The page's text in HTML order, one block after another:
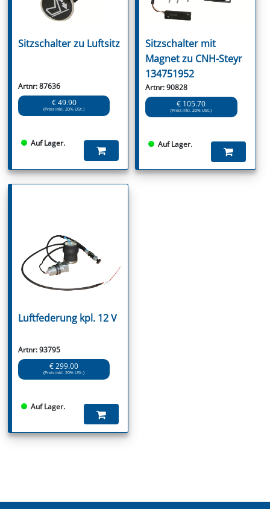
Sitzschalter zu Luftsitz
Artnr: 87636
€ 49.90
(Preis inkl. 20% USt.)
Auf Lager.
Sitzschalter mit
Magnet zu CNH-Steyr
134751952
Artnr: 90828
€ 105.70
(Preis inkl. 20% USt.)
Auf Lager.
Luftfederung kpl. 12 V
Artnr: 93795
€ 299.00
(Preis inkl. 20% USt.)
Auf Lager.